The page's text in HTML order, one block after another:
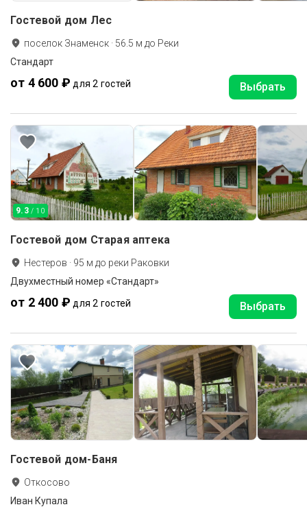
Гостевой дом Лес
поселок Знаменск · 56.5 м до Реки
Стандарт
от 4 600 ₽ для 2 гостей Выбрать
9.3 / 10
Гостевой дом Старая аптека
Нестеров · 95 м до реки Раковки
Двухместный номер «Стандарт»
от 2 400 ₽ для 2 гостей Выбрать
Гостевой дом-Баня
Откосово
Иван Купала